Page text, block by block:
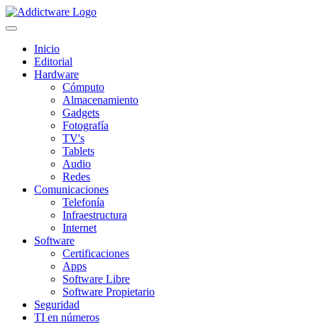
Inicio
Editorial
Hardware
Cómputo
Almacenamiento
Gadgets
Fotografía
TV's
Tablets
Audio
Redes
Comunicaciones
Telefonía
Infraestructura
Internet
Software
Certificaciones
Apps
Software Libre
Software Propietario
Seguridad
TI en números